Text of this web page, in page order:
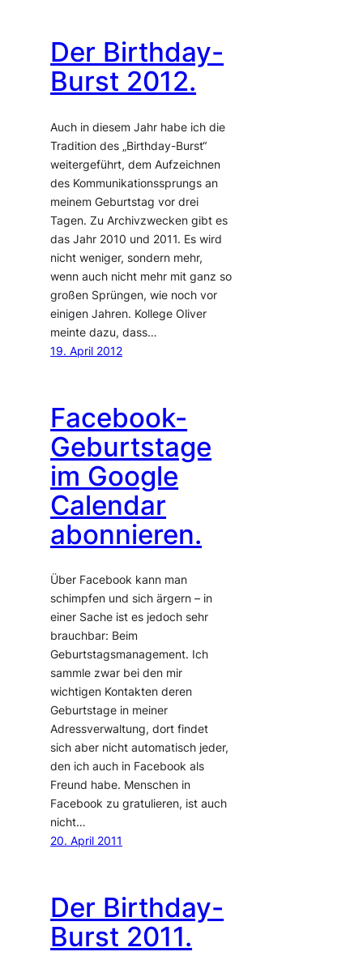
Der Birthday-
Burst 2012.
Auch in diesem Jahr habe ich die
Tradition des „Birthday-Burst“
weitergeführt, dem Aufzeichnen
des Kommunikationssprungs an
meinem Geburtstag vor drei
Tagen. Zu Archivzwecken gibt es
das Jahr 2010 und 2011. Es wird
nicht weniger, sondern mehr,
wenn auch nicht mehr mit ganz so
großen Sprüngen, wie noch vor
einigen Jahren. Kollege Oliver
meinte dazu, dass…
19. April 2012
Facebook-
Geburtstage
im Google
Calendar
abonnieren.
Über Facebook kann man
schimpfen und sich ärgern – in
einer Sache ist es jedoch sehr
brauchbar: Beim
Geburtstagsmanagement. Ich
sammle zwar bei den mir
wichtigen Kontakten deren
Geburtstage in meiner
Adressverwaltung, dort findet
sich aber nicht automatisch jeder,
den ich auch in Facebook als
Freund habe. Menschen in
Facebook zu gratulieren, ist auch
nicht…
20. April 2011
Der Birthday-
Burst 2011.